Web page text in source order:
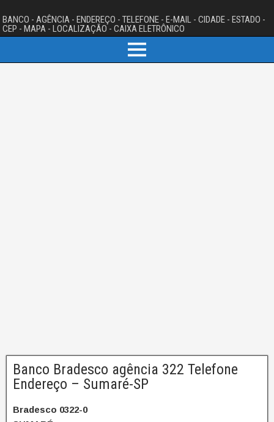
BANCO - AGÊNCIA - ENDEREÇO - TELEFONE - E-MAIL - CIDADE - ESTADO -
CEP - MAPA - LOCALIZAÇÃO - CAIXA ELETRÔNICO
Banco Bradesco agência 322 Telefone
Endereço – Sumaré-SP
Bradesco 0322-0